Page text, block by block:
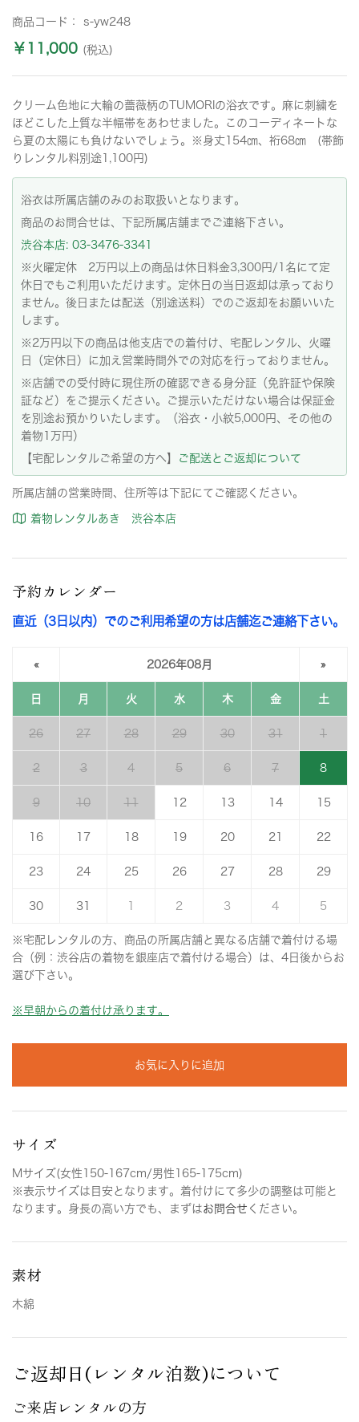
商品コード： s-yw248
￥11,000 (税込)
クリーム色地に大輪の薔薇柄のTUMORIの浴衣です。麻に刺繍を
ほどこした上質な半幅帯をあわせました。このコーディネートな
ら夏の太陽にも負けないでしょう。※身丈154㎝、裄68㎝ (帯飾
りレンタル料別途1,100円)
浴衣は所属店舗のみのお取扱いとなります。
商品のお問合せは、下記所属店舗までご連絡下さい。
渋谷本店: 03-3476-3341
※火曜定休 2万円以上の商品は休日料金3,300円/1名にて定
休日でもご利用いただけます。定休日の当日返却は承っており
ません。後日または配送（別途送料）でのご返却をお願いいた
します。
※2万円以下の商品は他支店での着付け、宅配レンタル、火曜
日（定休日）に加え営業時間外での対応を行っておりません。
※店舗での受付時に現住所の確認できる身分証（免許証や保険
証など）をご提示ください。ご提示いただけない場合は保証金
を別途お預かりいたします。（浴衣・小紋5,000円、その他の
着物1万円）
【宅配レンタルご希望の方へ】
ご配送とご返却について
所属店舗の営業時間、住所等は下記にてご確認ください。
着物レンタルあき 渋谷本店
予約カレンダー
直近（3日以内）でのご利用希望の方は店舗迄ご連絡下さい。
« 2026年08月 »
日 月 火 水 木 金 土
26 27 28 29 30 31 1
2 3 4 5 6 7 8
9 10 11 12 13 14 15
16 17 18 19 20 21 22
23 24 25 26 27 28 29
30 31 1 2 3 4 5
※宅配レンタルの方、商品の所属店舗と異なる店舗で着付ける場
合（例：渋谷店の着物を銀座店で着付ける場合）は、4日後からお
選び下さい。
※早朝からの着付け承ります。
お気に入りに追加
サイズ
Mサイズ(女性150-167cm/男性165-175cm)
※表示サイズは目安となります。着付けにて多少の調整は可能と
なります。身長の高い方でも、まずはお問合せ ください。
素材
木綿
ご返却日(レンタル泊数)について
ご来店レンタルの方